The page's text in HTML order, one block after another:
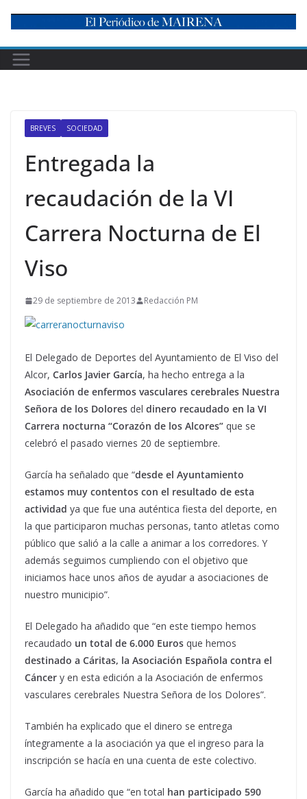
content
BREVES SOCIEDAD
Entregada la
recaudación de la VI
Carrera Nocturna de El
Viso
29 de septiembre de 2013 Redacción PM
El Delegado de Deportes del Ayuntamiento de El Viso del
Alcor, Carlos Javier García, ha hecho entrega a la
Asociación de enfermos vasculares cerebrales Nuestra
Señora de los Dolores del dinero recaudado en la VI
Carrera nocturna “Corazón de los Alcores” que se
celebró el pasado viernes 20 de septiembre.
García ha señalado que “desde el Ayuntamiento
estamos muy contentos con el resultado de esta
actividad ya que fue una auténtica fiesta del deporte, en
la que participaron muchas personas, tanto atletas como
público que salió a la calle a animar a los corredores. Y
además seguimos cumpliendo con el objetivo que
iniciamos hace unos años de ayudar a asociaciones de
nuestro municipio”.
El Delegado ha añadido que “en este tiempo hemos
recaudado un total de 6.000 Euros que hemos
destinado a Cáritas, la Asociación Española contra el
Cáncer y en esta edición a la Asociación de enfermos
vasculares cerebrales Nuestra Señora de los Dolores”.
También ha explicado que el dinero se entrega
íntegramente a la asociación ya que el ingreso para la
inscripción se hacía en una cuenta de este colectivo.
García ha añadido que “en total han participado 590